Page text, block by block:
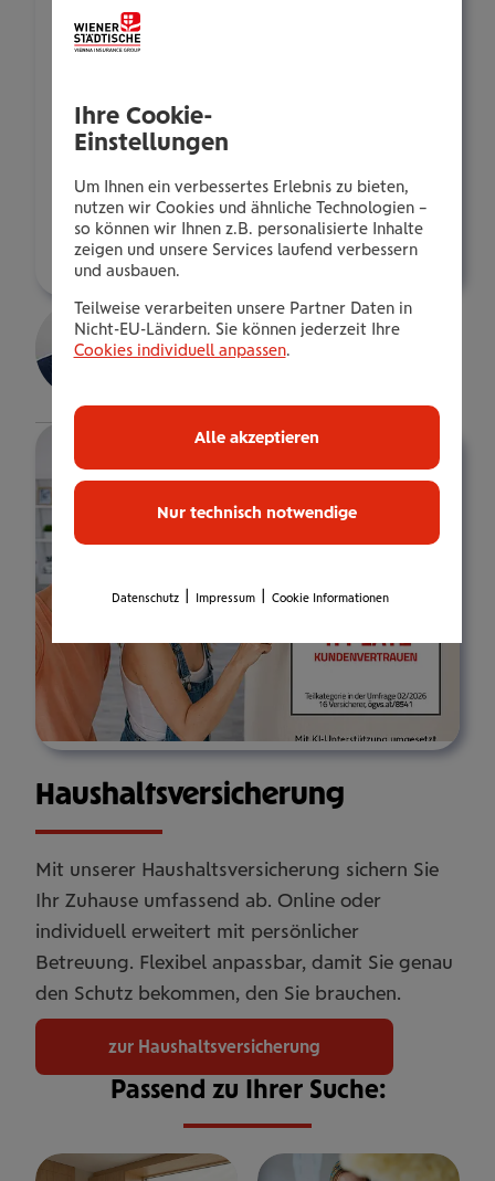
Tel.:
Mobil:
+436646013955429
e.kendic@wienerstaedtische.at
Über mich
Jasmin Durakovic
gepr. VB.
Haus­halts­ver­si­che­rung
Mit unserer Haushaltsversicherung sichern Sie
Ihr Zuhause umfassend ab. Online oder
individuell erweitert mit persönlicher
Betreuung. Flexibel anpassbar, damit Sie genau
den Schutz bekommen, den Sie brauchen.
zur Haushaltsversicherung
Passend zu Ihrer Suche:
Ihre Cookie-
Einstellungen
Um Ihnen ein verbessertes Erlebnis zu bieten,
nutzen wir Cookies und ähnliche Technologien –
so können wir Ihnen z.B. personalisierte Inhalte
zeigen und unsere Services laufend verbessern
und ausbauen.
Teilweise verarbeiten unsere Partner Daten in
Nicht-EU-Ländern. Sie können jederzeit Ihre
Cookies individuell anpassen.
Nur technisch notwendige
Alle akzeptieren
Datenschutz Impressum Cookie Informationen